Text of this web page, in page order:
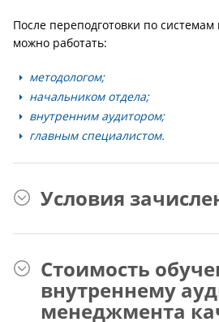
После переподготовки по системам
можно работать:
методологом;
начальником отдела;
внутренним аудитором;
главным специалистом.
Условия
Стоимость
внутреннему
менеджмента